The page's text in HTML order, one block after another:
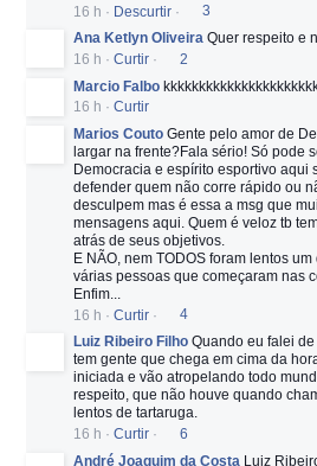
16 h · Descurtir ·
3
Ana Ketlyn Oliveira Quer respeito e
16 h · Curtir ·
2
Marcio Falbo
16 h · Curtir
Marios Couto Gente pelo amor de
largar na frente?Fala sério! Só pode
Democracia e espírito esportivo aqui
defender quem não corre rápido ou
desculpem mas é essa a msg que
mensagens aqui. Quem é veloz tb
atrás de seus objetivos.
E NÃO, nem TODOS foram lentos
várias pessoas que começaram nas
Enfim...
16 h · Curtir ·
4
Luiz Ribeiro Filho Quando eu falei
tem gente que chega em cima da
iniciada e vão atropelando todo
respeito, que não houve quando
lentos de tartaruga.
16 h · Curtir ·
6
André Joaquim da Costa Luiz